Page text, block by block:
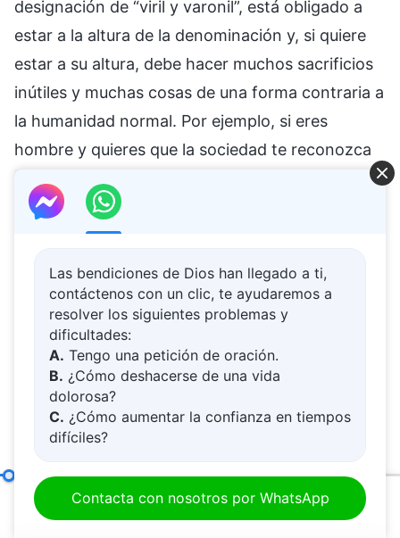
Las bendiciones de Dios han llegado a ti,
contáctenos con un clic, te ayudaremos a
resolver los siguientes problemas y
dificultades:
A. Tengo una petición de oración.
B. ¿Cómo deshacerse de una vida
dolorosa?
C. ¿Cómo aumentar la confianza en tiempos
difíciles?
a Dios
¿Cómo acoger al Señor Jesús?
Contacta con nosotros por WhatsApp
Qué significa perseguir la verdad (12)Parte 1